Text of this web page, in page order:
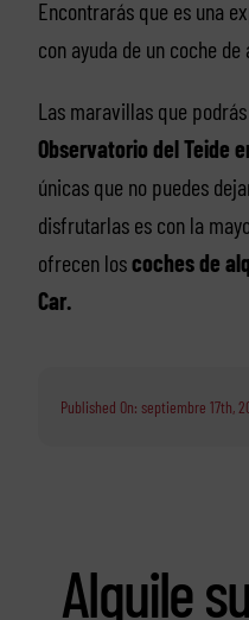
Encontrarás que es una
con ayuda de un coche de
Las maravillas que
Observatorio del Teide
únicas que no puedes
disfrutarlas es con la
ofrecen loscoches de
Car.
Published On: septiembre 17th,
Alquile